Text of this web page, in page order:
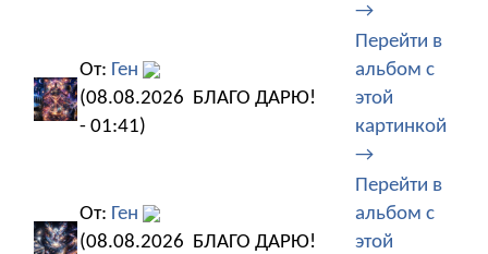
→
От: Ген
(08.08.2026
- 01:41)
БЛАГО ДАРЮ!
Перейти в
альбом с
этой
картинкой
→
От: Ген
(08.08.2026 БЛАГО ДАРЮ!
Перейти в
альбом с
этой